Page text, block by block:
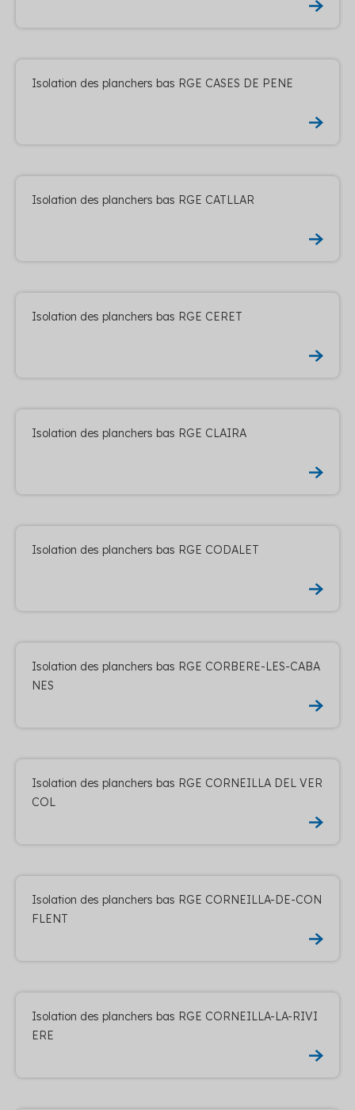
Isolation des planchers bas RGE CASES DE PENE
Isolation des planchers bas RGE CATLLAR
Isolation des planchers bas RGE CERET
Isolation des planchers bas RGE CLAIRA
Isolation des planchers bas RGE CODALET
Isolation des planchers bas RGE CORBERE-LES-CABA
NES
Isolation des planchers bas RGE CORNEILLA DEL VER
COL
Isolation des planchers bas RGE CORNEILLA-DE-CON
FLENT
Isolation des planchers bas RGE CORNEILLA-LA-RIVI
ERE